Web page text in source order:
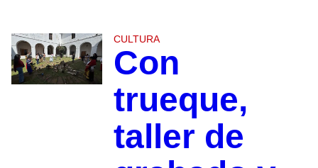
CULTURA
Con
trueque,
taller de